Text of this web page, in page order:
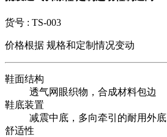
货号 : TS-003
价格根据 规格和定制情况变动
鞋面结构
透气网眼织物，合成材料包边
鞋底装置
减震中底，多向牵引的耐用外底
舒适性